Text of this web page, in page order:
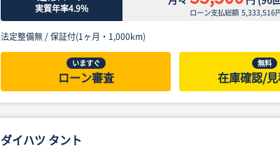
実質年率4.9% ローン支払総額5,333,516
法定整備無 /保証付(1ヶ月・1,000km)
いますぐ
ローン審査
無料
在庫確認/
ダイハツ タント